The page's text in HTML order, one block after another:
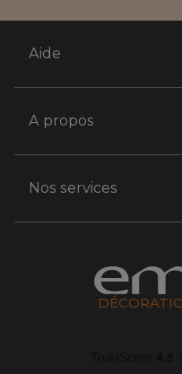
Aide
A propos
Nos services